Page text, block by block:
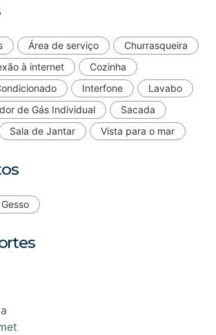
Área de serviço
Churrasqueira
à internet
Cozinha
Interfone
Lavabo
de Gás Individual
Sacada
Sala de Jantar Vista para o mar